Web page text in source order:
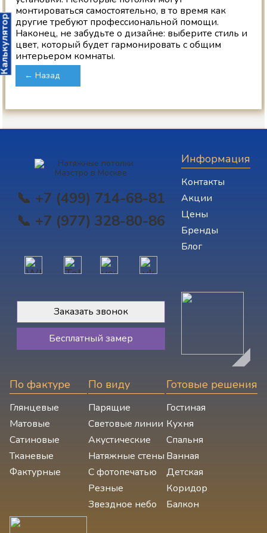
монтироваться самостоятельно, в то время как
другие требуют профессиональной помощи.
Наконец, не забудьте о дизайне: выберите стиль и
цвет, который будет гармонировать с общим
интерьером комнаты.
← Назад
📞 +7 (499) 714-68-81
📞 +7 (977) 328-80-86
Заказать звонок
Бесплатный замер
Информация
Контакты
Акции
Цены
Бренды
Блог
По фактуре
Глянцевые
Матовые
Сатиновые
Тканевые
Фактурные
По виду
Парящие
Световые линии
Акустические
Натяжные стены
С фотопечатью
Резные
Звездное небо
Готовые решения
Гостиная
Кухня
Спальня
Ванная
Детская
Коридор
Балкон